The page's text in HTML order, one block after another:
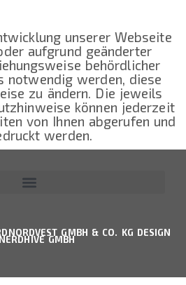
unserer Webseite
aufgrund geänderter
behördlicher
notwendig werden, diese
zu ändern. Die jeweils
können jederzeit
von Ihnen abgerufen und
werden.
GMBH & CO. KG DESIGN
NERDHIVE GMBH